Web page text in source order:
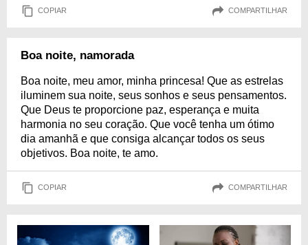
COPIAR COMPARTILHAR
Boa noite, namorada
Boa noite, meu amor, minha princesa! Que as estrelas
iluminem sua noite, seus sonhos e seus pensamentos.
Que Deus te proporcione paz, esperança e muita
harmonia no seu coração. Que você tenha um ótimo
dia amanhã e que consiga alcançar todos os seus
objetivos. Boa noite, te amo.
COPIAR COMPARTILHAR